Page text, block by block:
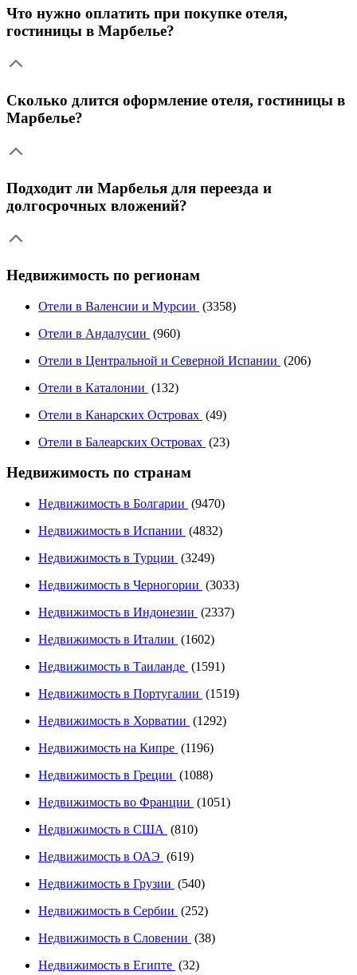
Что нужно оплатить при покупке отеля,
гостиницы в Марбелье?
Сколько длится оформление отеля, гостиницы в
Марбелье?
Подходит ли Марбелья для переезда и
долгосрочных вложений?
Недвижимость по регионам
Отели в Валенсии и Мурсии (3358)
Отели в Андалусии (960)
Отели в Центральной и Северной Испании (206)
Отели в Каталонии (132)
Отели в Канарских Островах (49)
Отели в Балеарских Островах (23)
Недвижимость по странам
Недвижимость в Болгарии (9470)
Недвижимость в Испании (4832)
Недвижимость в Турции (3249)
Недвижимость в Черногории (3033)
Недвижимость в Индонезии (2337)
Недвижимость в Италии (1602)
Недвижимость в Таиланде (1591)
Недвижимость в Португалии (1519)
Недвижимость в Хорватии (1292)
Недвижимость на Кипре (1196)
Недвижимость в Греции (1088)
Недвижимость во Франции (1051)
Недвижимость в США (810)
Недвижимость в ОАЭ (619)
Недвижимость в Грузии (540)
Недвижимость в Сербии (252)
Недвижимость в Словении (38)
Недвижимость в Египте (32)